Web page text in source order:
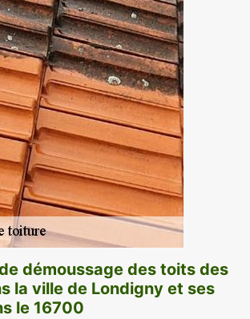
démoussage des toits des
la ville de Londigny et ses
le 16700